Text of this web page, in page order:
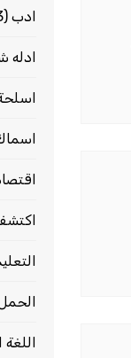
ادب (3)
ادله
اللغة